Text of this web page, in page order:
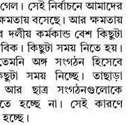
সেই নির্বাচনে আমাদের
বসেছে। আর ক্ষমতায়
দলীয় কর্মকান্ড বেশ কিছুটা
কিছুটা সময় নিতে হয়।
অঙ্গ সংগঠন হিসেবে
সময় নিচ্ছে। তাছাড়া
ছাত্র সংগঠনগুলোকে
হচ্ছে না। সেই কারণে
হচ্ছে।